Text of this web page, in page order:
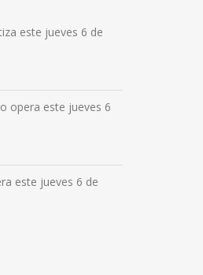
este jueves 6 de
opera este jueves 6
este jueves 6 de